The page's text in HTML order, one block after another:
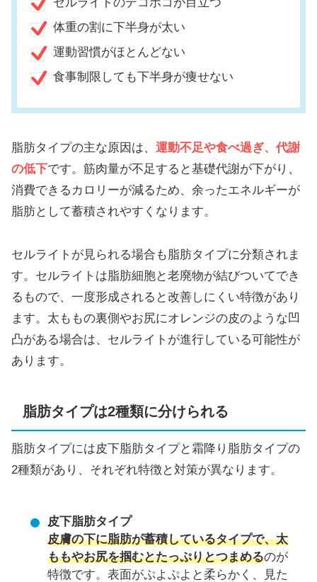
体重の割に下半身が太い
運動習慣がほとんどない
食事制限しても下半身が痩せない
脂肪タイプの主な原因は、 運動不足や食べ過ぎ、代謝
の低下です。筋肉量が不足すると基礎代謝が下がり、
消費できるカロリーが減るため、余ったエネルギーが
脂肪として蓄積されやすくなります。
セルライトが見られる場合も脂肪タイプに分類されま
す。セルライトは脂肪細胞と老廃物が結びついてでき
るもので、一度形成されると改善しにくい特徴があり
ます。太ももの裏側やお尻にオレンジの皮のような凹
凸がある場合は、セルライトが進行している可能性が
あります。
脂肪タイプは2種類に分けられる
脂肪タイプには皮下脂肪タイプと霜降り脂肪タイプの
2種類があり、それぞれ特徴と対策が異なります。
皮下脂肪タイプ
皮膚の下に脂肪が蓄積しているタイプで、太
ももやお尻を掴むとたっぷりとつまめるのが
特徴です。表面がぷよぷよと柔らかく、見た